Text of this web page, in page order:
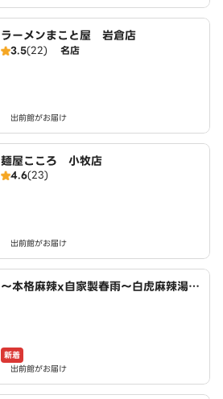
ラーメンまこと屋 岩倉店
3.5(22) 名店
出前館がお届け
麺屋こころ 小牧店
4.6(23)
出前館がお届け
～本格麻辣x自家製春雨～白虎麻辣湯
新着
出前館がお届け